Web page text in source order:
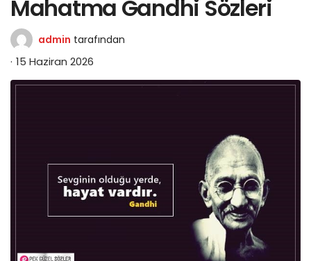
Mahatma Gandhi Sözleri
admin tarafından
15 Haziran 2026